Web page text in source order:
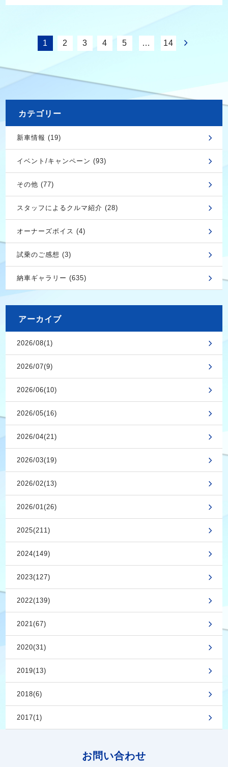
1 2 3 4 5 … 14
カテゴリー
新車情報 (19)
イベント/キャンペーン (93)
その他 (77)
スタッフによるクルマ紹介 (28)
オーナーズボイス (4)
試乗のご感想 (3)
納車ギャラリー (635)
アーカイブ
2026/08(1)
2026/07(9)
2026/06(10)
2026/05(16)
2026/04(21)
2026/03(19)
2026/02(13)
2026/01(26)
2025(211)
2024(149)
2023(127)
2022(139)
2021(67)
2020(31)
2019(13)
2018(6)
2017(1)
お問い合わせ